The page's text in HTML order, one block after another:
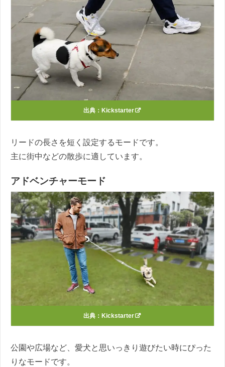
出典： Kickstarter
リードの長さを短く設定するモードです。
主に街中などの散歩に適しています。
アドベンチャーモード
出典： Kickstarter
公園や広場など、愛犬と思いっきり遊びたい時にぴった
りなモードです。